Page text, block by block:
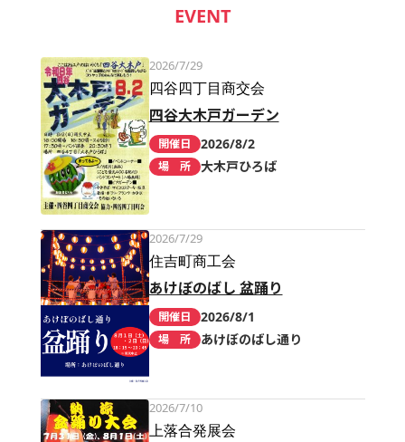
EVENT
2026/7/29
四谷四丁目商交会
四谷大木戸ガーデン
開催日 2026/8/2
場 所 大木戸ひろば
2026/7/29
住吉町商工会
あけぼのばし 盆踊り
開催日 2026/8/1
場 所 あけぼのばし通り
2026/7/10
上落合発展会